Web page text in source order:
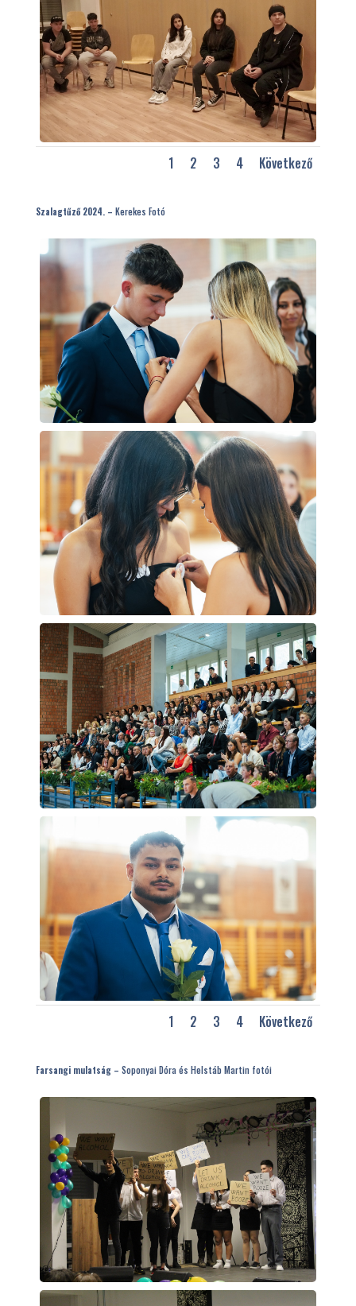
1 2 3 4 Következő
Szalagtűző 2024. – Kerekes Fotó
1 2 3 4 Következő
Farsangi mulatság – Soponyai Dóra és Helstáb Martin fotói